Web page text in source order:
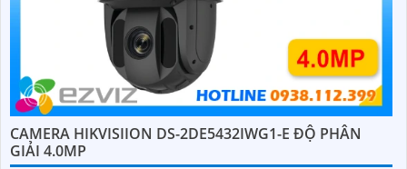
CAMERA HIKVISIION DS-2DE5432IWG1-E ĐỘ PHÂN
GIẢI 4.0MP